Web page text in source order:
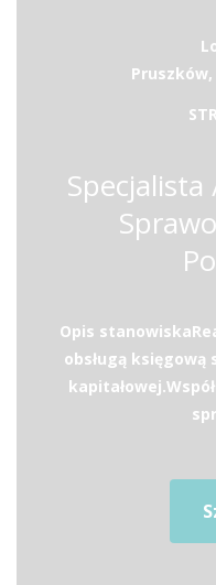
Specjalista
Opis
obsługą księgową